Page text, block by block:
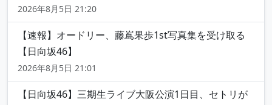
2026年8月5日 21:20
【速報】オードリー、藤嶌果歩1st写真集を受け取る
【日向坂46】
2026年8月5日 21:01
【日向坂46】三期生ライブ大阪公演1日目、セトリが